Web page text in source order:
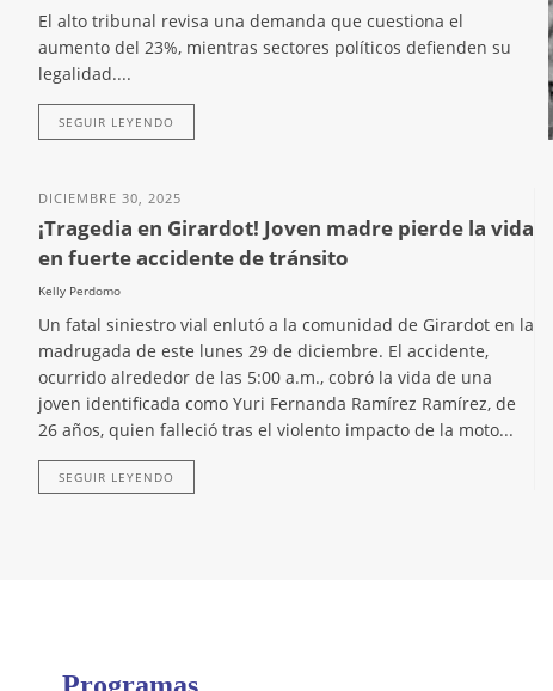
El alto tribunal revisa una demanda que cuestiona el
aumento del 23%, mientras sectores políticos defienden su
legalidad....
SEGUIR LEYENDO
DICIEMBRE 30, 2025
¡Tragedia en Girardot! Joven madre pierde la vida
en fuerte accidente de tránsito
Kelly Perdomo
Un fatal siniestro vial enlutó a la comunidad de Girardot en la
madrugada de este lunes 29 de diciembre. El accidente,
ocurrido alrededor de las 5:00 a.m., cobró la vida de una
joven identificada como Yuri Fernanda Ramírez Ramírez, de
26 años, quien falleció tras el violento impacto de la moto...
SEGUIR LEYENDO